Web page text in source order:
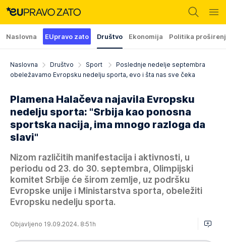
Naslovna EUpravo zato Društvo Ekonomija Politika
Naslovna Društvo Sport
Poslednje nedelje septembra
obeležavamo Evropsku nedelju sporta, evo i šta nas sve čeka
Plamena Halačeva najavila Evropsku
nedelju sporta: "Srbija kao ponosna
sportska nacija, ima mnogo razloga da
slavi"
Nizom različitih manifestacija i aktivnosti, u
periodu od 23. do 30. septembra, Olimpijski
komitet Srbije će širom zemlje, uz podršku
Evropske unije i Ministarstva sporta, obeležiti
Evropsku nedelju sporta.
Objavljeno 19.09.2024. 8:51h